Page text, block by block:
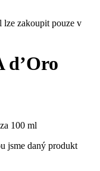
zakoupit pouze v
d’Oro
za 100 ml
jsme daný produkt